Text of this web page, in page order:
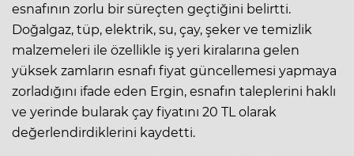
esnafının zorlu bir süreçten geçtiğini belirtti.
Doğalgaz, tüp, elektrik, su, çay, şeker ve temizlik
malzemeleri ile özellikle iş yeri kiralarına gelen
yüksek zamların esnafı fiyat güncellemesi yapmaya
zorladığını ifade eden Ergin, esnafın taleplerini haklı
ve yerinde bularak çay fiyatını 20 TL olarak
değerlendirdiklerini kaydetti.